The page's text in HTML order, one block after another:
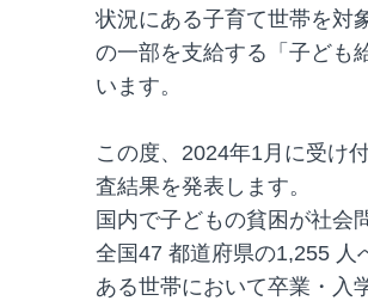
状況にある子育て世帯を対
の一部を支給する「子ども
います。
この度、2024年1月に受け
査結果を発表します。
国内で子どもの貧困が社会
全国47 都道府県の1,255 人
ある世帯において卒業・入